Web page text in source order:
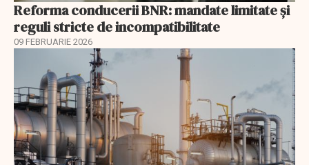
Reforma conducerii BNR: mandate limitate și
reguli stricte de incompatibilitate
09 FEBRUARIE 2026